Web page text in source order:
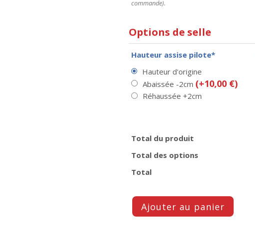
Options de selle
Hauteur assise pilote*
Hauteur d'origine
Abaissée -2cm (+10,00 €)
Réhaussée +2cm
commande).
Total du produit
Total des options
Total
Ajouter au panier